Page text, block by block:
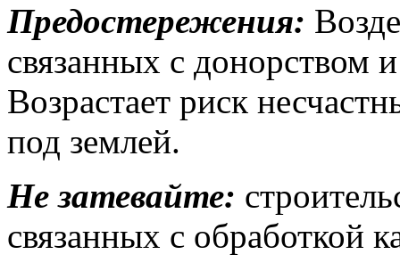
Предостережения:
связанных с донорством
Возрастает риск
под землей.
Не затевайте:
связанных с обработкой